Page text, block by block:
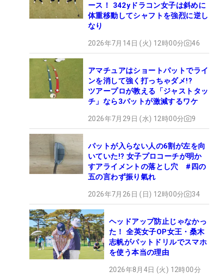
ース！ 342yドラコン女子は斜めに
体重移動してシャフトを強烈に逆し
なり
2026年7月14日 (火) 12時00分 46
アマチュアはショートパットでライ
ンを消して強く打っちゃダメ!?
ツアープロが教える「ジャストタッ
チ」なら3パットが激減するワケ
2026年7月29日 (水) 12時00分 9
パットが入らない人の6割が左を向
いていた!? 女子プロコーチが明か
すアライメントの落とし穴 #四の
五の言わず振り氣れ
2026年7月26日 (日) 12時00分 34
ヘッドアップ防止じゃなかっ
た！ 全英女子OP女王・桑木
志帆がパットドリルでスマホ
を使う本当の理由
2026年8月4日 (火) 12時00分